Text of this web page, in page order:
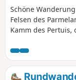
Schöne
Felsen des
Kamm des Pertuis,